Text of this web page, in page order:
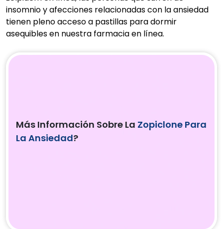
insomnio y afecciones relacionadas con la ansiedad
tienen pleno acceso a pastillas para dormir
asequibles en nuestra farmacia en línea.
Más Información Sobre La Zopiclone Para
La Ansiedad?